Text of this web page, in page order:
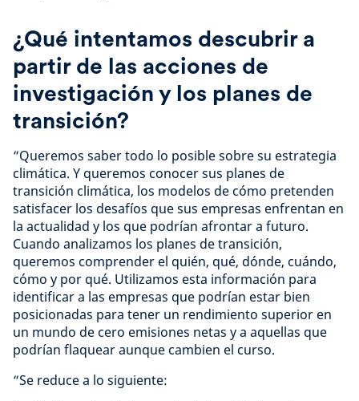
¿Qué intentamos descubrir a
partir de las acciones de
investigación y los planes de
transición?
“Queremos saber todo lo posible sobre su estrategia
climática. Y queremos conocer sus planes de
transición climática, los modelos de cómo pretenden
satisfacer los desafíos que sus empresas enfrentan en
la actualidad y los que podrían afrontar a futuro.
Cuando analizamos los planes de transición,
queremos comprender el quién, qué, dónde, cuándo,
cómo y por qué. Utilizamos esta información para
identificar a las empresas que podrían estar bien
posicionadas para tener un rendimiento superior en
un mundo de cero emisiones netas y a aquellas que
podrían flaquear aunque cambien el curso.
“Se reduce a lo siguiente: